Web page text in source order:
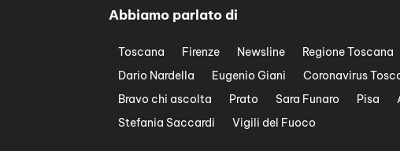
Abbiamo parlato di
Toscana Firenze Newsline Regione Toscana
Dario Nardella
Eugenio Giani Coronavirus
Bravo chi ascolta
Prato Sara Funaro Pisa
Stefania Saccardi
Vigili del Fuoco